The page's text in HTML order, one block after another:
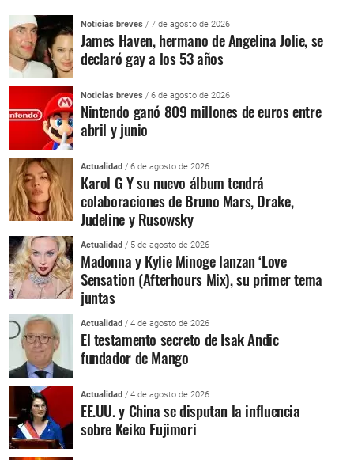
Noticias breves / 7 de agosto de 2026
James Haven, hermano de Angelina Jolie, se
declaró gay a los 53 años
Noticias breves / 6 de agosto de 2026
Nintendo ganó 809 millones de euros entre
abril y junio
Actualidad / 6 de agosto de 2026
Karol G Y su nuevo álbum tendrá
colaboraciones de Bruno Mars, Drake,
Judeline y Rusowsky
Actualidad / 5 de agosto de 2026
Madonna y Kylie Minoge lanzan ‘Love
Sensation (Afterhours Mix), su primer tema
juntas
Actualidad / 4 de agosto de 2026
El testamento secreto de Isak Andic
fundador de Mango
Actualidad / 4 de agosto de 2026
EE.UU. y China se disputan la influencia
sobre Keiko Fujimori